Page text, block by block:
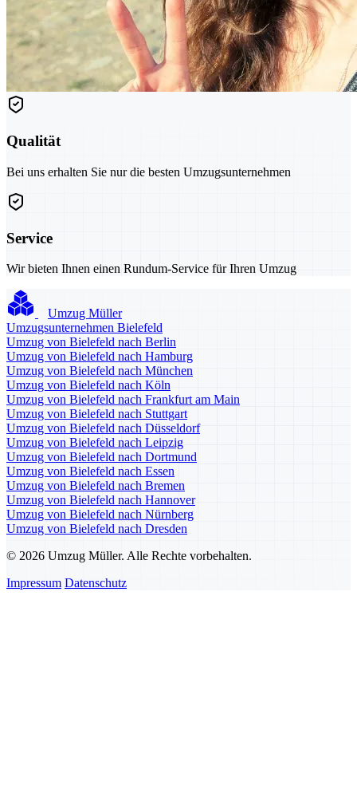
Qualität
Bei uns erhalten Sie nur die besten Umzugsunternehmen
Service
Wir bieten Ihnen einen Rundum-Service für Ihren Umzug
Umzug Müller
Umzugsunternehmen Bielefeld
Umzug von Bielefeld nach Berlin
Umzug von Bielefeld nach Hamburg
Umzug von Bielefeld nach München
Umzug von Bielefeld nach Köln
Umzug von Bielefeld nach Frankfurt am Main
Umzug von Bielefeld nach Stuttgart
Umzug von Bielefeld nach Düsseldorf
Umzug von Bielefeld nach Leipzig
Umzug von Bielefeld nach Dortmund
Umzug von Bielefeld nach Essen
Umzug von Bielefeld nach Bremen
Umzug von Bielefeld nach Hannover
Umzug von Bielefeld nach Nürnberg
Umzug von Bielefeld nach Dresden
© 2026 Umzug Müller. Alle Rechte vorbehalten.
Impressum Datenschutz